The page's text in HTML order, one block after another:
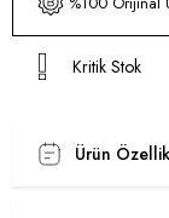
Kritik Stok
Ürün